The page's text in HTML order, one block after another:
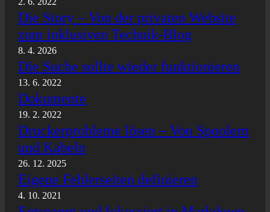
Die Story – Von der privaten Website
zum inklusiven Technik-Blog
8. 4. 2026
Die Suche sollte wieder funktionieren
13. 6. 2022
Dokumente
19. 2. 2022
Druckerprobleme lösen – Von Spoolern
und Kabeln
26. 12. 2025
Eigene Fehlerseiten definieren
4. 10. 2021